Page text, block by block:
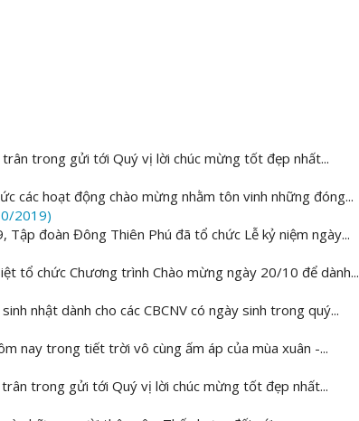
trong gửi tới Quý vị lời chúc mừng tốt đẹp nhất...
các hoạt động chào mừng nhằm tôn vinh những đóng...
2019)
đoàn Đông Thiên Phú đã tổ chức Lễ kỷ niệm ngày...
tổ chức Chương trình Chào mừng ngày 20/10 để dành...
nhật dành cho các CBCNV có ngày sinh trong quý...
nay trong tiết trời vô cùng ấm áp của mùa xuân -...
trong gửi tới Quý vị lời chúc mừng tốt đẹp nhất...